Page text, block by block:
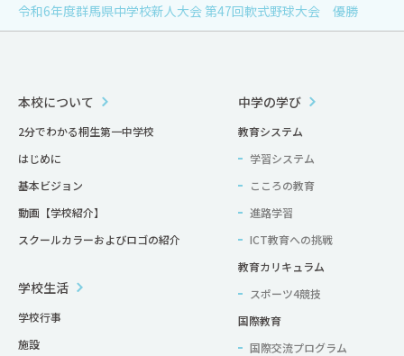
令和6年度群馬県中学校新人大会 第47回軟式野球大会 優勝
本校について
2分でわかる桐生第一中学校
はじめに
基本ビジョン
動画【学校紹介】
スクールカラーおよびロゴの紹介
中学の学び
教育システム
学習システム
こころの教育
進路学習
ICT教育への挑戦
教育カリキュラム
スポーツ4競技
国際教育
国際交流プログラム
学校生活
学校行事
施設